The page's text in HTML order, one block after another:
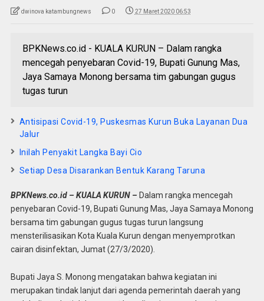
dwinova katambungnews 0 27 Maret 2020 06:53
BPKNews.co.id - KUALA KURUN – Dalam rangka
mencegah penyebaran Covid-19, Bupati Gunung Mas,
Jaya Samaya Monong bersama tim gabungan gugus
tugas turun
Antisipasi Covid-19, Puskesmas Kurun Buka Layanan Dua
Jalur
Inilah Penyakit Langka Bayi Cio
Setiap Desa Disarankan Bentuk Karang Taruna
BPKNews.co.id – KUALA KURUN – Dalam rangka mencegah
penyebaran Covid-19, Bupati Gunung Mas, Jaya Samaya Monong
bersama tim gabungan gugus tugas turun langsung
mensterilisasikan Kota Kuala Kurun dengan menyemprotkan
cairan disinfektan, Jumat (27/3/2020).
Bupati Jaya S. Monong mengatakan bahwa kegiatan ini
merupakan tindak lanjut dari agenda pemerintah daerah yang